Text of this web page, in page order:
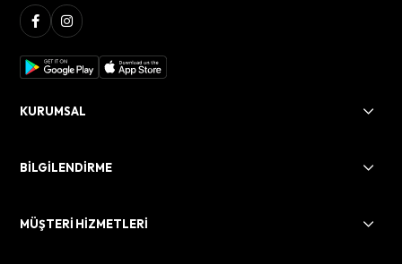
KURUMSAL
BİLGİLENDİRME
MÜŞTERİ HİZMETLERİ